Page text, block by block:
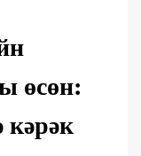
өсөн: